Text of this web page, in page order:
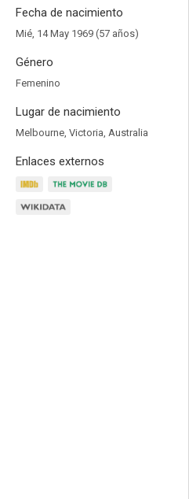
Fecha de nacimiento
Mié, 14 May 1969 (57 años)
Género
Femenino
Lugar de nacimiento
Melbourne, Victoria, Australia
Enlaces externos